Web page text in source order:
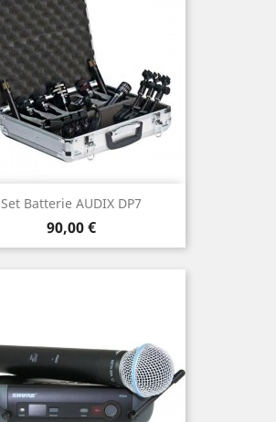
Set Batterie AUDIX DP7
Prix
90,00 €